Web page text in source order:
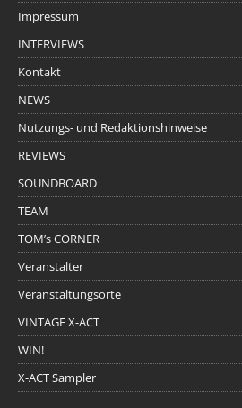
Impressum
INTERVIEWS
Kontakt
NEWS
Nutzungs- und Redaktionshinweise
REVIEWS
SOUNDBOARD
TEAM
TOM’s CORNER
Veranstalter
Veranstaltungsorte
VINTAGE X-ACT
WIN!
X-ACT Sampler